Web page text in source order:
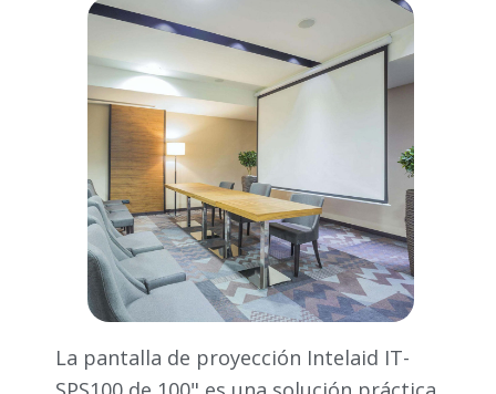
La pantalla de proyección Intelaid IT-